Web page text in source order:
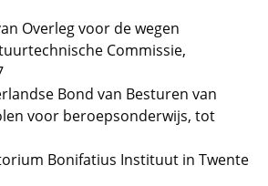
Overleg voor de wegen
Commissie,
Bond van Besturen van
voor beroepsonderwijs, tot
Bonifatius Instituut in Twente